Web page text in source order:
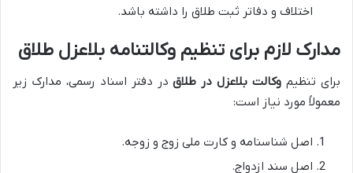
اختلاف و دفاتر ثبت طلاق را داشته باشد.
مدارک لازم برای تنظیم وکالتنامه بلاعزل طلاق
برای تنظیم وکالت بلاعزل در طلاقدر دفتر اسناد رسمی، مدارک زیر
معمولاً مورد نیاز است:
اصل شناسنامه و کارت ملی زوج و زوجه.
اصل سند ازدواج.